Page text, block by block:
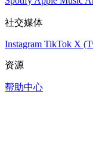
社交媒体
Instagram TikTok X
资源
帮助中心